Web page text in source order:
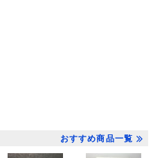
おすすめ商品一覧